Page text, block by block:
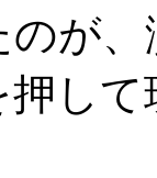
が
押し